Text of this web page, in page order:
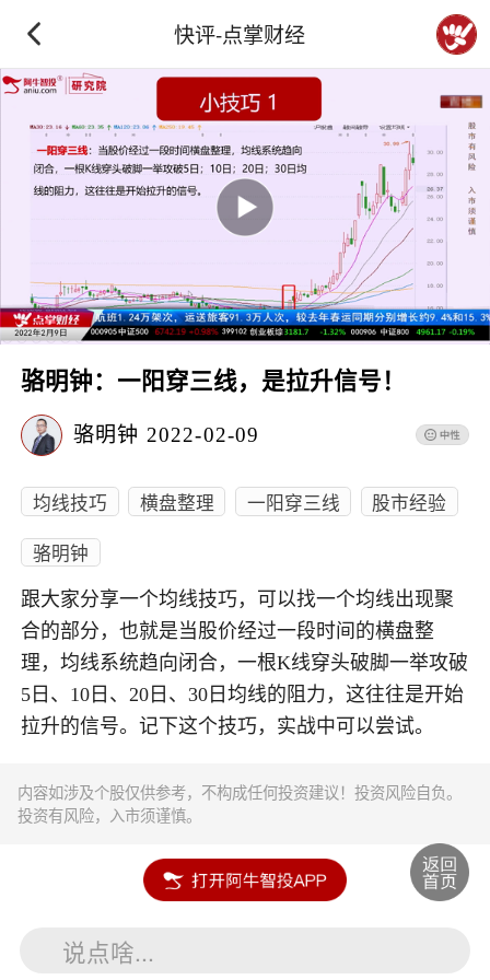
快评-点掌财经
骆明钟：一阳穿三线，是拉升信号！
骆明钟 2022-02-09
均线技巧 横盘整理 一阳穿三线
股市经验
骆明钟
跟大家分享一个均线技巧，可以找一个均线出现聚
合的部分，也就是当股价经过一段时间的横盘整
理，均线系统趋向闭合，一根K线穿头破脚一举攻破
5日、10日、20日、30日均线的阻力，这往往是开始
拉升的信号。记下这个技巧，实战中可以尝试。
内容如涉及个股仅供参考，不构成任何投资建议！投资风险自负。
投资有风险，入市须谨慎。
说点啥...